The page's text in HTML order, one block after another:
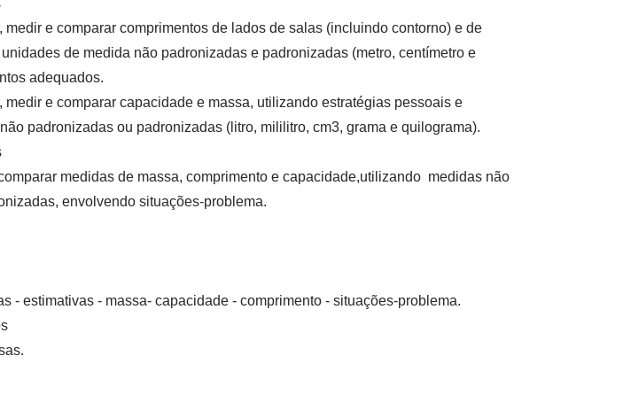
medir e comparar comprimentos de lados de salas (incluindo contorno) e de
de medida não padronizadas e padronizadas (metro, centímetro e
adequados.
medir e comparar capacidade e massa, utilizando estratégias pessoais e
padronizadas ou padronizadas (litro, mililitro, cm3, grama e quilograma).
medidas de massa, comprimento e capacidade,utilizando medidas não
envolvendo situações-problema.
- estimativas - massa- capacidade - comprimento - situações-problema.